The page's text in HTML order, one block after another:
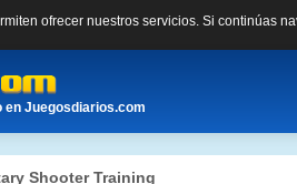
ofrecer nuestros servicios. Si continúas
en Juegosdiarios.com
Shooter Training